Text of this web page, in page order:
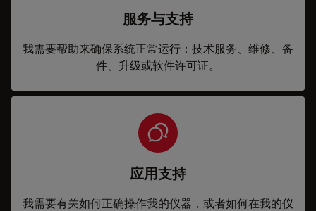
服务与支持
我需要帮助来确保系统正常运行：技术服务、维修、备
件、升级或软件许可证。
应用支持
我需要有关如何正确操作我的仪器，或者如何在我的仪